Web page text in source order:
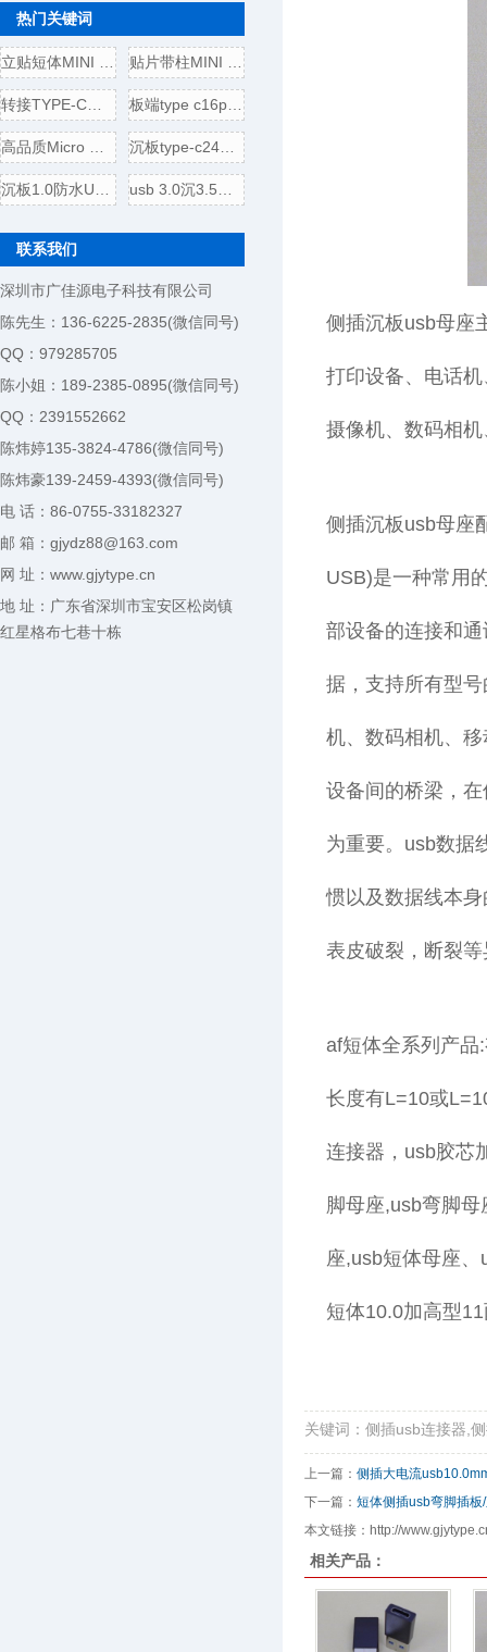
热门关键词
立贴短体MINI USB 5P母座,带 贴片带柱MINI USB 5P公头/插
转接TYPE-C母头转USB3.0插头 板端type c16p母座,电源引脚
高品质Micro USB 5P B型口母座 沉板type-c24p母座,usb 3.1连接
沉板1.0防水USB 3.1 TYPE-C24 usb 3.0沉3.5壳四脚全贴,直边
联系我们
深圳市广佳源电子科技有限公司
陈先生：136-6225-2835(微信同号)
QQ：979285705
陈小姐：189-2385-0895(微信同号)
QQ：2391552662
陈炜婷135-3824-4786(微信同号)
陈炜豪139-2459-4393(微信同号)
电 话：86-0755-33182327
邮 箱：gjydz88@163.com
网 址：www.gjytype.cn
地 址：广东省深圳市宝安区松岗镇
红星格布七巷十栋
侧插沉板usb母座
打印设备、电话
摄像机、数码相
侧插沉板usb母座
USB)是一种常用
部设备的连接和
据，支持所有型
机、数码相机、
设备间的桥梁，
为重要。usb数据
惯以及数据线本
表皮破裂，断裂
af短体全系列产品
长度有L=10或
连接器，usb胶芯
脚母座,usb弯脚
座,usb短体母座
短体10.0加高型
关键词：侧插usb连接器,
上一篇： 侧插大电流
下一篇： 短体侧插usb弯脚插板
本文链接：http://
相关产品：